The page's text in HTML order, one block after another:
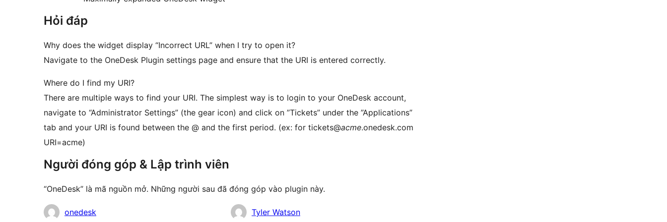
Hỏi đáp
Why does the widget display “Incorrect URL” when I try to open it?
Navigate to the OneDesk Plugin settings page and ensure that the URI is entered correctly.
Where do I find my URI?
There are multiple ways to find your URI. The simplest way is to login to your OneDesk account,
navigate to “Administrator Settings” (the gear icon) and click on ”Tickets” under the ”Applications”
tab and your URI is found between the @ and the first period. (ex: for tickets@acme.onedesk.com
URI=acme)
Người đóng góp & Lập trình viên
“OneDesk” là mã nguồn mở. Những người sau đã đóng góp vào plugin này.
Nhữngonedesk Tyler Watson